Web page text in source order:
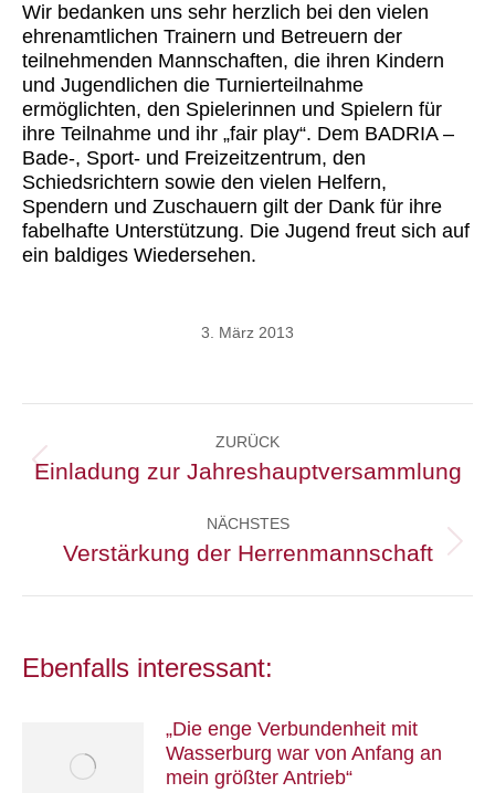
Wir bedanken uns sehr herzlich bei den vielen
ehrenamtlichen Trainern und Betreuern der
teilnehmenden Mannschaften, die ihren Kindern
und Jugendlichen die Turnierteilnahme
ermöglichten, den Spielerinnen und Spielern für
ihre Teilnahme und ihr „fair play“. Dem BADRIA –
Bade-, Sport- und Freizeitzentrum, den
Schiedsrichtern sowie den vielen Helfern,
Spendern und Zuschauern gilt der Dank für ihre
fabelhafte Unterstützung. Die Jugend freut sich auf
ein baldiges Wiedersehen.
3. März 2013
ZURÜCK
Vorheriger
Einladung zur Jahreshauptversammlung
NÄCHSTES
Nächster
Verstärkung der Herrenmannschaft
Ebenfalls interessant:
„Die enge Verbundenheit mit
Wasserburg war von Anfang an
mein größter Antrieb“